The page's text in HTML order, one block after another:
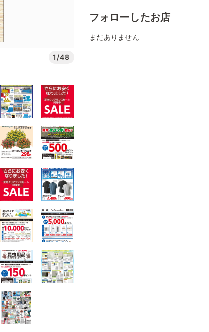
1/48
フォローしたお店
まだありません